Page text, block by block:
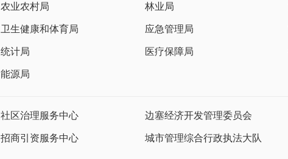
农业农村局 林业局
卫生健康和体育局 应急管理局
统计局 医疗保障局
能源局
社区治理服务中心 边塞经济开发管理委员会
招商引资服务中心 城市管理综合行政执法大队